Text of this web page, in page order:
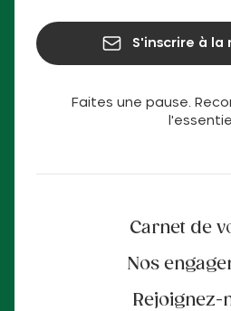
Faites une pause.
Carnet de
Nos
Rejoignez-
S'inscrire à